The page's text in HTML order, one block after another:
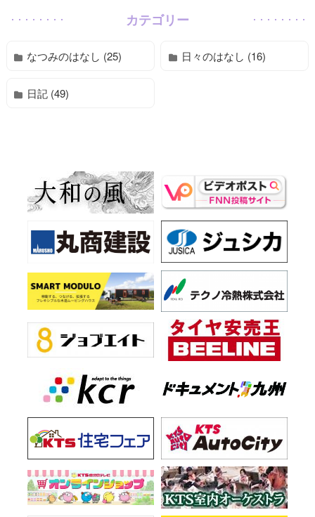
カテゴリー
なつみのはなし (25) 日々のはなし (16)
日記 (49)